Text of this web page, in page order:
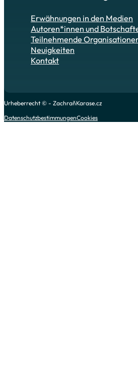
Erwähnungen in den Medien
Autoren*innen und
Teilnehmende
Neuigkeiten
Kontakt
Urheberrecht © - ZachraňKarase.cz
DatenschutzbestimmungenCookies